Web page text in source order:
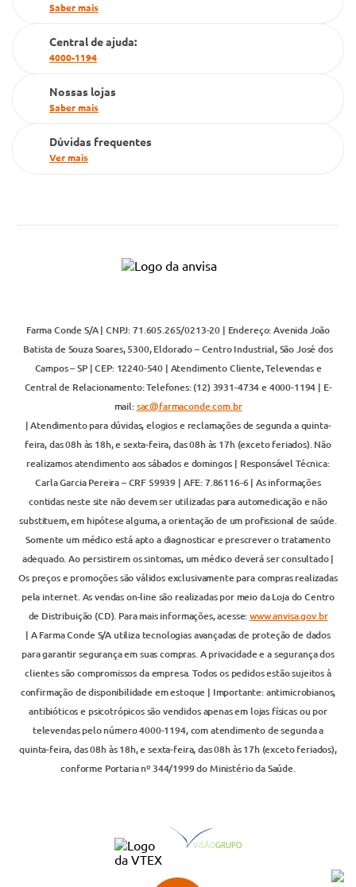
Cartão Grupo Conde
Televendas
Saber mais
Central de ajuda:
4000-1194
Nossas lojas
Saber mais
Dúvidas frequentes
Ver mais
Farma Conde S/A | CNPJ: 71.605.265/0213-20 | Endereço: Avenida João
Batista de Souza Soares, 5300, Eldorado – Centro Industrial, São José dos
Campos – SP | CEP: 12240-540 | Atendimento Cliente, Televendas e
Central de Relacionamento: Telefones: (12) 3931-4734 e 4000-1194 | E-
mail:sac@farmaconde.com.br
| Atendimento para dúvidas, elogios e reclamações de segunda a quinta-
feira, das 08h às 18h, e sexta-feira, das 08h às 17h (exceto feriados). Não
realizamos atendimento aos sábados e domingos | Responsável Técnica:
Carla Garcia Pereira – CRF 59939 | AFE: 7.86116-6 | As informações
contidas neste site não devem ser utilizadas para automedicação e não
substituem, em hipótese alguma, a orientação de um profissional de saúde.
Somente um médico está apto a diagnosticar e prescrever o tratamento
adequado. Ao persistirem os sintomas, um médico deverá ser consultado |
Os preços e promoções são válidos exclusivamente para compras realizadas
pela internet. As vendas on-line são realizadas por meio da Loja do Centro
de Distribuição (CD). Para mais informações, acesse:www.anvisa.gov.br
| A Farma Conde S/A utiliza tecnologias avançadas de proteção de dados
para garantir segurança em suas compras. A privacidade e a segurança dos
clientes são compromissos da empresa. Todos os pedidos estão sujeitos à
confirmação de disponibilidade em estoque | Importante: antimicrobianos,
antibióticos e psicotrópicos são vendidos apenas em lojas físicas ou por
televendas pelo número 4000-1194, com atendimento de segunda a
quinta-feira, das 08h às 18h, e sexta-feira, das 08h às 17h (exceto feriados),
conforme Portaria nº 344/1999 do Ministério da Saúde.